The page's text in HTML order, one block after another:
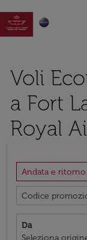

Voli
a Fort
Royal
Andata e ritorno
Codice
Da
Seleziona